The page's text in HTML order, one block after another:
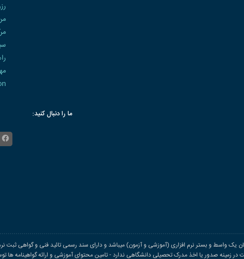
ما را دنبال کنید:
یک واسط و بستر نرم افزاری (آموزشی و آزمون) میباشد و دارای سند رسمی تائید فنی و گواهی ثبت نرم
زمینه صدور یا اخذ مدرک تحصیلی دانشگاهی ندارد - تامین محتوای آموزشی و ارائه گواهینامه ها